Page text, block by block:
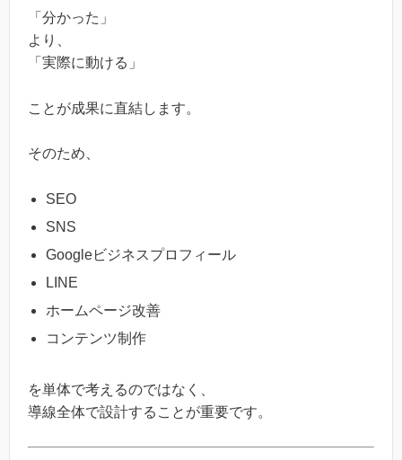
「分かった」
より、
「実際に動ける」
ことが成果に直結します。
そのため、
SEO
SNS
Googleビジネスプロフィール
LINE
ホームページ改善
コンテンツ制作
を単体で考えるのではなく、
導線全体で設計することが重要です。